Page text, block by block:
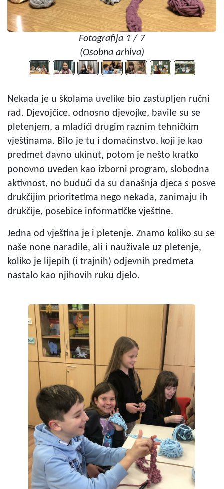
Fotografija 1 / 7
(Osobna arhiva)
Nekada je u školama uvelike bio zastupljen ručni
rad. Djevojčice, odnosno djevojke, bavile su se
pletenjem, a mladići drugim raznim tehničkim
vještinama. Bilo je tu i domaćinstvo, koji je kao
predmet davno ukinut, potom je nešto kratko
ponovno uveden kao izborni program, slobodna
aktivnost, no budući da su današnja djeca s posve
drukčijim prioritetima nego nekada, zanimaju ih
drukčije, posebice informatičke vještine.
Jedna od vještina je i pletenje. Znamo koliko su se
naše none naradile, ali i nauživale uz pletenje,
koliko je lijepih (i trajnih) odjevnih predmeta
nastalo kao njihovih ruku djelo.